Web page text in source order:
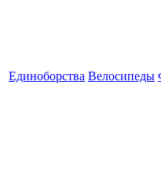
Единоборства Велосипеды